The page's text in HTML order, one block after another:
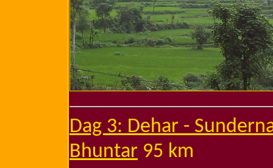
Dag 3: Dehar -
Bhuntar 95 km